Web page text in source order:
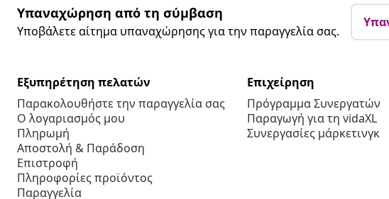
Υπαναχώρηση από τη σύμβαση
Υποβάλετε αίτημα υπαναχώρησης για την παραγγελία σας.
Εξυπηρέτηση πελατών
Παρακολουθήστε την παραγγελία σας
Ο λογαριασμός μου
Πληρωμή
Αποστολή & Παράδοση
Επιστροφή
Πληροφορίες προϊόντος
Παραγγελία
Επιχείρηση
Πρόγραμμα Συνεργατών
Παραγωγή για τη vidaXL
Συνεργασίες μάρκετινγκ